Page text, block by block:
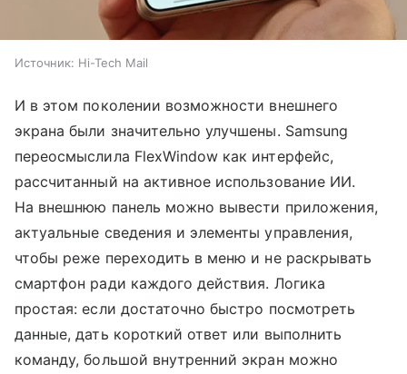
Источник: Hi-Tech Mail
И в этом поколении возможности внешнего
экрана были значительно улучшены. Samsung
переосмыслила FlexWindow как интерфейс,
рассчитанный на активное использование ИИ.
На внешнюю панель можно вывести приложения,
актуальные сведения и элементы управления,
чтобы реже переходить в меню и не раскрывать
смартфон ради каждого действия. Логика
простая: если достаточно быстро посмотреть
данные, дать короткий ответ или выполнить
команду, большой внутренний экран можно